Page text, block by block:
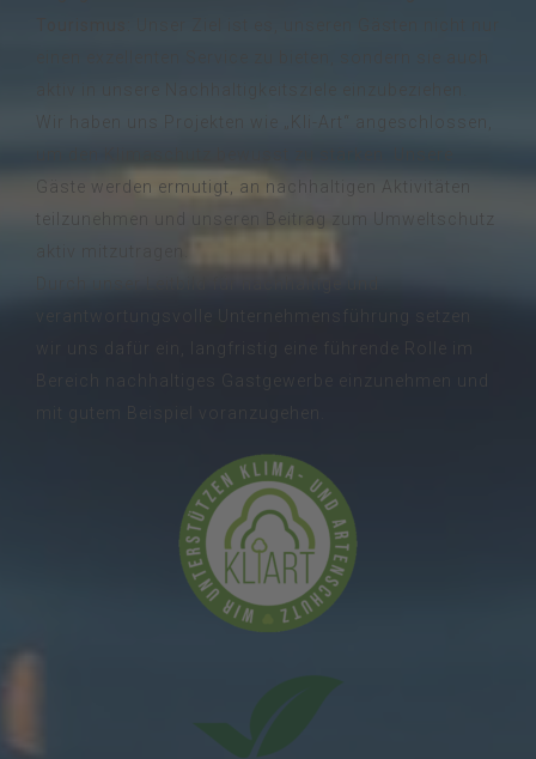
Wir haben uns Projekten wie „Kli-Art“ angeschlossen,
Gäste werden ermutigt, an nachhaltigen Aktivitäten
teilzunehmen und unseren Beitrag zum Umweltschutz
verantwortungsvolle Unternehmensführung setzen
wir uns dafür ein, langfristig eine führende Rolle im
Bereich nachhaltiges Gastgewerbe einzunehmen und
mit gutem Beispiel voranzugehen.